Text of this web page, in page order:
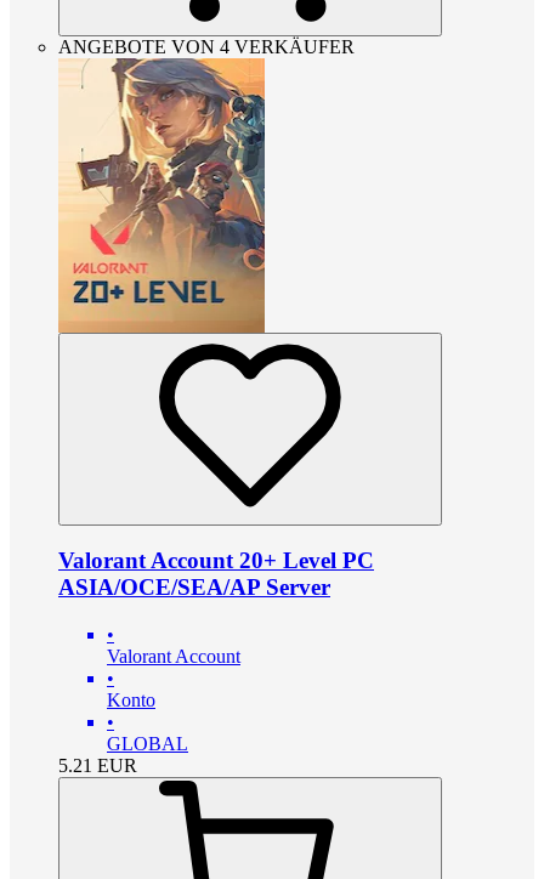
ANGEBOTE VON 4 VERKÄUFER
Valorant Account 20+ Level PC
ASIA/OCE/SEA/AP Server
•
Valorant Account
•
Konto
•
GLOBAL
5.21 EUR